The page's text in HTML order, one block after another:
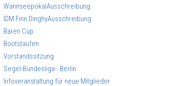
WannseepokalAusschreibung
IDM Finn DinghyAusschreibung
Bären Cup
Bootstaufen
Vorstandssitzung
Segel-Bundesliga - Berlin
Infoveranstaltung für neue Mitglieder